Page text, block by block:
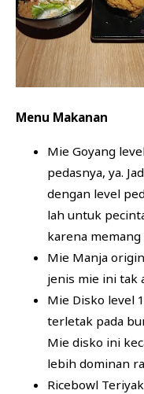
Menu Makanan
Mie Goyang
pedasnya, ya.
dengan level
lah untuk
karena
Mie Manja
jenis mie ini tak
Mie Disko level
terletak pada
Mie disko ini
lebih dominan
Ricebowl